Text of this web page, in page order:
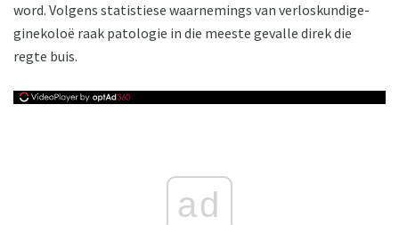
word. Volgens statistiese waarnemings van verloskundige-
ginekoloë raak patologie in die meeste gevalle direk die
regte buis.
ad